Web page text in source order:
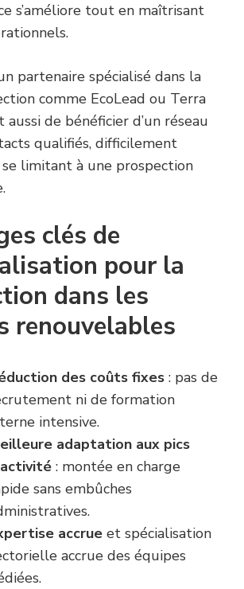
s’améliore tout en maîtrisant
partenaire spécialisé dans la
comme EcoLead ou Terra
aussi de bénéficier d’un réseau
qualifiés, difficilement
se limitant à une prospection
clés de
pour la
dans les
renouvelables
des coûts fixes : pas de
ni de formation
intensive.
adaptation aux pics
: montée en charge
sans embûches
accrue et spécialisation
accrue des équipes